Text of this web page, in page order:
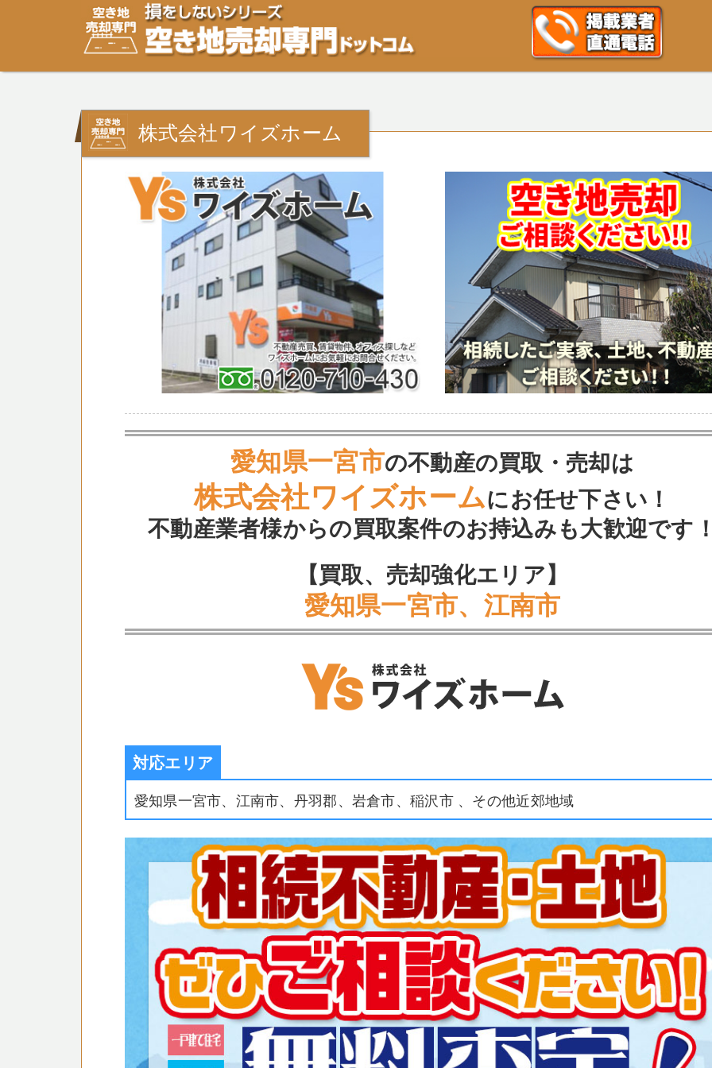
空き地・土地の「売却」は「個人」の方々が、「買取」は不動産や開発等の「業者」が物件を買います。一般的に「売却」は時間はかかる
り安めの売却金額と言われています。空き地・土地の売却をご検討中の方はお気軽にご相談ください。空き地・土地、相続不動産など、不
株式会社ワイズホーム
愛知県一宮市の不動産の買取・売却は
株式会社ワイズホームにお任せ下さい！
不動産業者様からの買取案件のお持込みも大歓迎です
【買取、売却強化エリア】
愛知県一宮市、江南市
対応エリア
愛知県一宮市、江南市、丹羽郡、岩倉市、稲沢市 、その他近郊地域